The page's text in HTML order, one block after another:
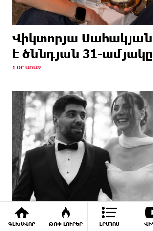
ԳԼԽԱՎՈՐ ԹՈՓ ԼՈՒՐԵՐ ԼՐԱՀՈՍ
Վիկտորյա
է ծննդյան 31-ամյակը
1 ՕՐ ԱՌԱՋ